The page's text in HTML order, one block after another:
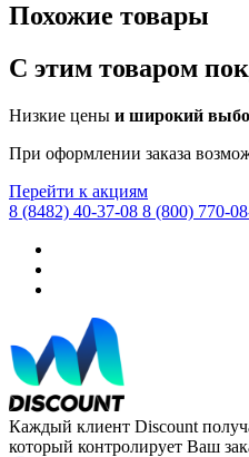
Похожие товары
C этим товаром
Низкие цены и широкий
При оформлении заказа
Перейти к акциям
8 (8482) 40-37-08 8 (800) 770-
Каждый клиент Discount
который контролирует Ваш